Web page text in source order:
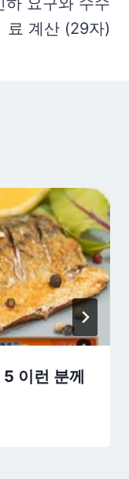
료 계산 (29자)
이런 분께